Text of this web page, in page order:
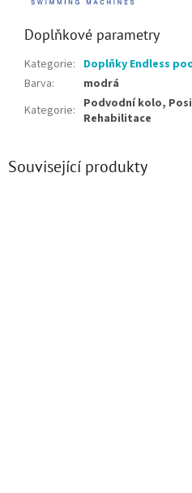
Doplňkové parametry
Kategorie: Doplňky Endless
Barva:
modrá
Kategorie: Podvodní kolo,
Rehabilitace
Související produkty